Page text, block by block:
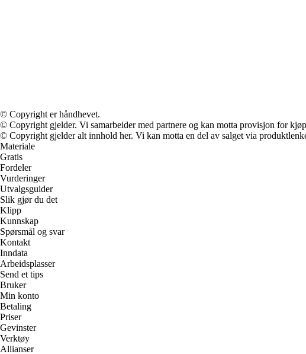
© Copyright er håndhevet.
© Copyright gjelder. Vi samarbeider med partnere og kan motta provisjon for
© Copyright gjelder alt innhold her. Vi kan motta en del av salget via
Materiale
Gratis
Fordeler
Vurderinger
Utvalgsguider
Slik gjør du det
Klipp
Kunnskap
Spørsmål og svar
Kontakt
Inndata
Arbeidsplasser
Send et tips
Bruker
Min konto
Betaling
Priser
Gevinster
Verktøy
Allianser